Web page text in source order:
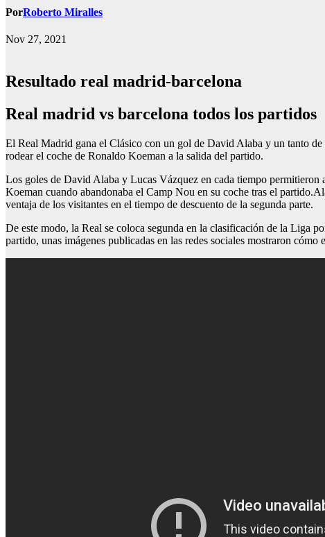
PorRoberto Miralles
Nov 27, 2021
Resultado real madrid-barcelona
real madrid vs barcelona todos los partidos
El Real Madrid gana el Clásico con un gol de David Alaba y un tanto
rodear el coche de Ronaldo Koeman a la salida del partido.
Los goles de David Alaba y Lucas Vázquez en cada tiempo
Koeman cuando abandonaba el Camp Nou en su coche tras el
ventaja de los visitantes en el tiempo de descuento de la segunda parte.
De este modo, la Real se coloca segunda en la clasificación de la Liga
partido, unas imágenes publicadas en las redes sociales mostraron